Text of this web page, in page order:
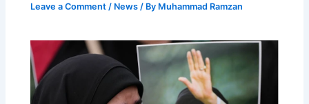
Leave a Comment / News / By Muhammad Ramzan